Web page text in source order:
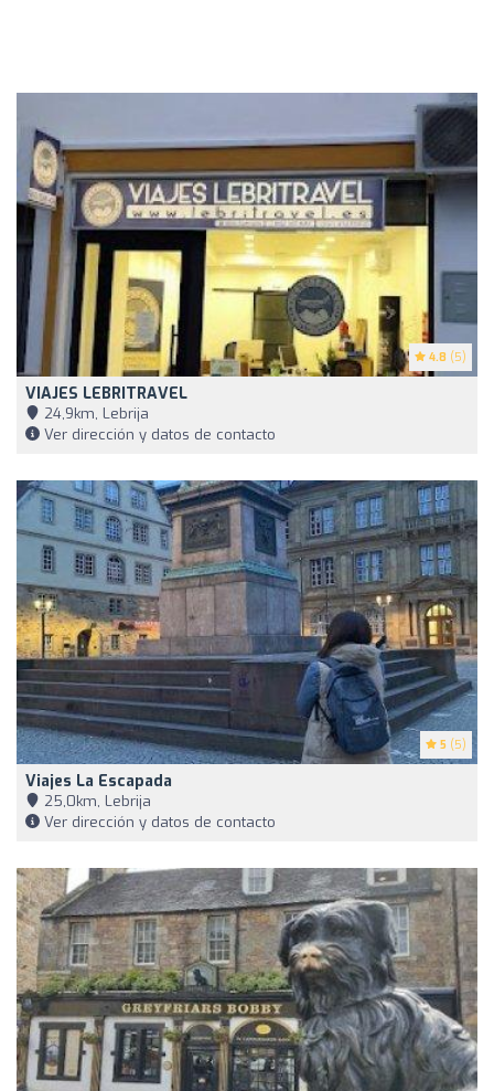
4.8 (5)
VIAJES LEBRITRAVEL
24,9km, Lebrija
Ver dirección y datos de contacto
5 (5)
Viajes La Escapada
25,0km, Lebrija
Ver dirección y datos de contacto